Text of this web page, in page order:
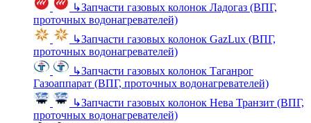
↳Запчасти газовых колонок Ладогаз (ВПГ,
проточных водонагревателей)
↳Запчасти газовых колонок GazLux (ВПГ,
проточных водонагревателей)
↳Запчасти газовых колонок Таганрог
Газоаппарат (ВПГ, проточных водонагревателей)
↳Запчасти газовых колонок Нева Транзит (ВПГ,
проточных водонагревателей)